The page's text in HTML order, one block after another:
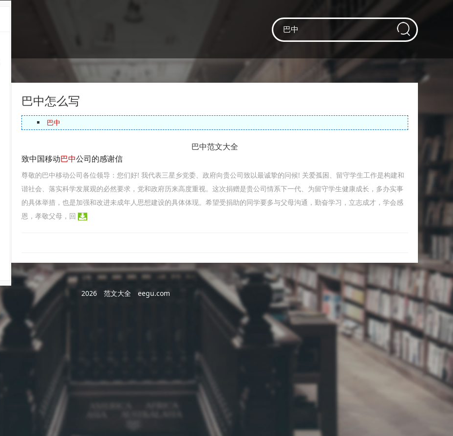
巴中怎么写
巴中
巴中范文大全
致中国移动巴中公司的感谢信
尊敬的巴中移动公司各位领导：您们好! 我代表三星乡党委、政府向贵公司致以最诚挚的问候! 关爱孤困、留守学生工作是构建和
谐社会、落实科学发展观的必然要求，党和政府历来高度重视。这次捐赠是贵公司情系下一代、为留守学生健康成长，多办实事
的具体举措，也是加强和改进未成年人思想建设的具体体现。希望受捐助的同学要多与父母沟通，勤奋学习，立志成才，学会感
恩，孝敬父母，回
2026 范文大全 eegu.com